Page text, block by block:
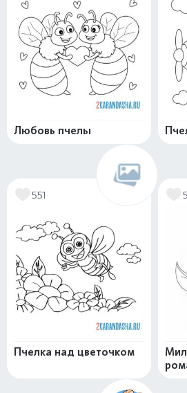
Любовь пчелы
551
Пчелка над цветочком